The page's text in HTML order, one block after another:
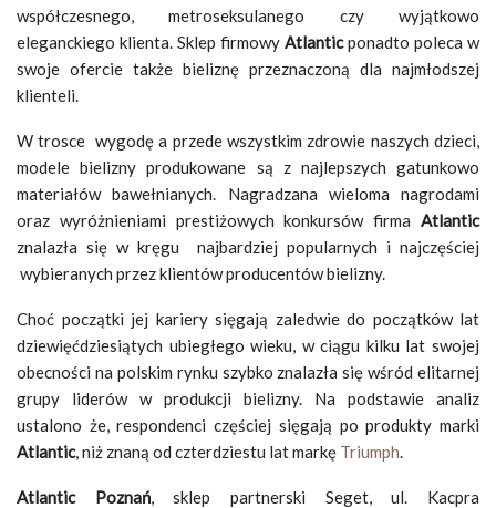
współczesnego, metroseksulanego czy wyjątkowo
eleganckiego klienta. Sklep firmowy Atlanticponadto poleca w
swoje ofercie także bieliznę przeznaczoną dla najmłodszej
klienteli.
W trosce wygodę a przede wszystkim zdrowie naszych dzieci,
modele bielizny produkowane są z najlepszych gatunkowo
materiałów bawełnianych. Nagradzana wieloma nagrodami
oraz wyróżnieniami prestiżowych konkursów firma Atlantic
znalazła się w kręgu najbardziej popularnych i najczęściej
wybieranych przez klientów producentów bielizny.
Choć początki jej kariery sięgają zaledwie do początków lat
dziewięćdziesiątych ubiegłego wieku, w ciągu kilku lat swojej
obecności na polskim rynku szybko znalazła się wśród elitarnej
grupy liderów w produkcji bielizny. Na podstawie analiz
ustalono że, respondenci częściej sięgają po produkty marki
Atlantic, niż znaną od czterdziestu lat markę Triumph.
Atlantic Poznań, sklep partnerski Seget, ul. Kacpra